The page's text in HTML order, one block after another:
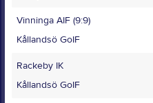
Vinninga AIF (9:9)
Kållandsö GoIF
Rackeby IK
Kållandsö GoIF